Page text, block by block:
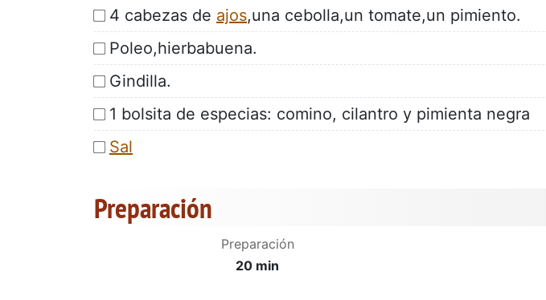
4 cabezas de ajos,una cebolla,un tomate,un pimiento.
Poleo,hierbabuena.
Gindilla.
1 bolsita de especias: comino, cilantro y pimienta negra
Sal
Preparación
Preparación
20 min